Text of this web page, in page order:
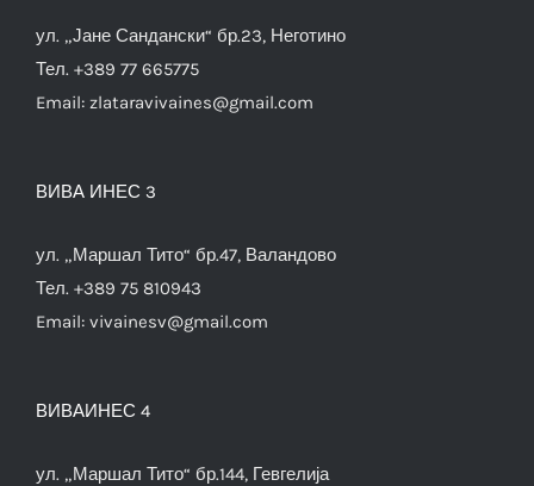
ул. „Јане Сандански“ бр.23, Неготино
Тел. +389 77 665775
Email: zlataravivaines@gmail.com
ВИВА ИНЕС 3
ул. „Маршал Тито“ бр.47, Валандово
Тел. +389 75 810943
Email: vivainesv@gmail.com
ВИВАИНЕС 4
ул. „Маршал Тито“ бр.144, Гевгелија